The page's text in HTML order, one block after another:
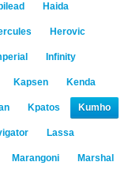
Haida
Herovic
Infinity
Kapsen Kenda
Kpatos Kumho
Lassa
Marangoni Marshal